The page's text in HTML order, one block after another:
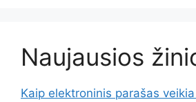
Naujausios
Kaip elektroninis parašas